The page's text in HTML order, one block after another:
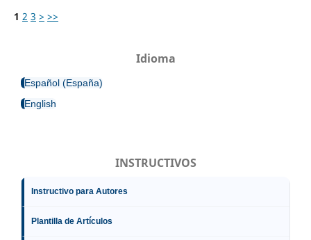
1 2 3 > >>
Idioma
Español (España)
English
INSTRUCTIVOS
Instructivo para Autores
Plantilla de Artículos